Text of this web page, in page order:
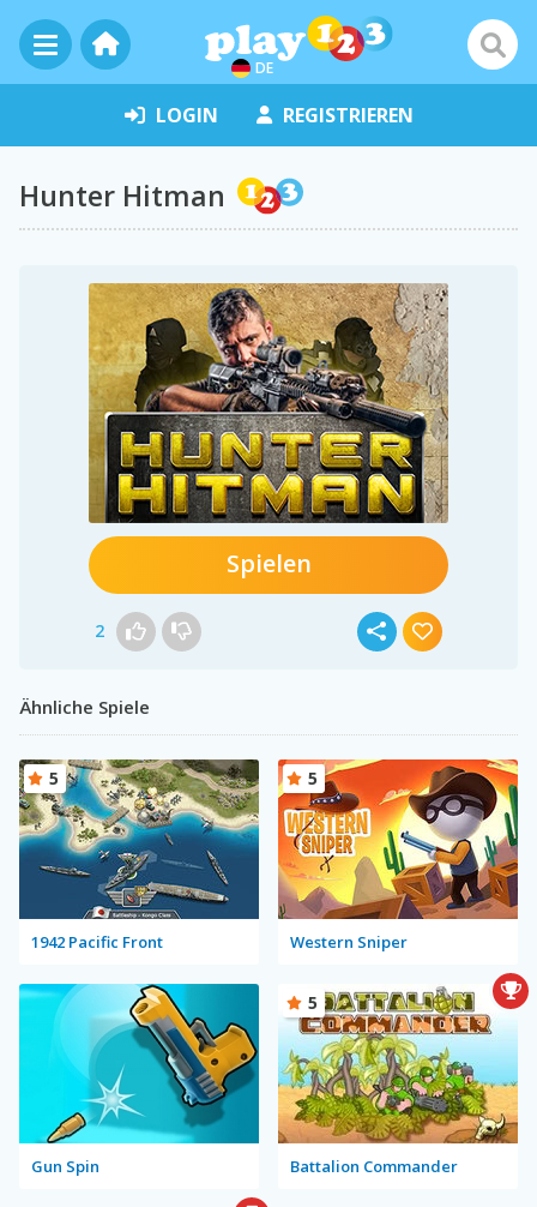
DE
LOGIN REGISTRIEREN
Hunter Hitman
Spielen
2
Ähnliche Spiele
1942 Pacific Front
5
Western Sniper
5
Gun Spin Battalion Commander
5